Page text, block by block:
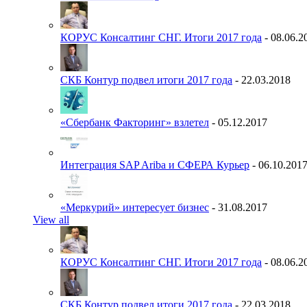
КОРУС Консалтинг СНГ. Итоги 2017 года -
СКБ Контур подвел итоги 2017 года - 22.03.2018
«Сбербанк Факторинг» взлетел - 05.12.2017
Интеграция SAP Ariba и СФЕРА Курьер - 06.10.2017
«Меркурий» интересует бизнес - 31.08.2017
View all
КОРУС Консалтинг СНГ. Итоги 2017 года -